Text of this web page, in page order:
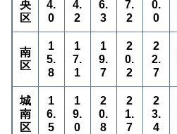
央
区
4.
0
4.
2
6.
3
7.
2
0.
0
南
区
1
5.
8
1
7.
1
1
9.
7
2
0.
2
2
2.
7
城
南
区
1
6.
5
1
9.
0
2
0.
8
2
1.
7
2
3.
4